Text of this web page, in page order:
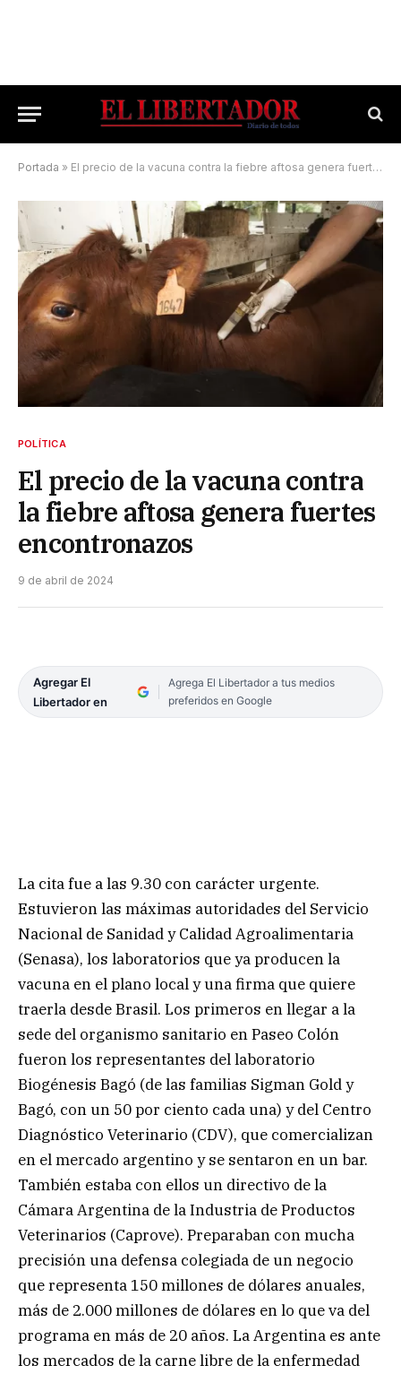
Portada » El precio de la vacuna contra la fiebre aftosa genera fuertes encontronazos
POLÍTICA
El precio de la vacuna contra
la fiebre aftosa genera fuertes
encontronazos
9 de abril de 2024
Agregar El
Libertador en
Agrega El Libertador a tus medios
preferidos en Google
La cita fue a las 9.30 con carácter urgente.
Estuvieron las máximas autoridades del Servicio
Nacional de Sanidad y Calidad Agroalimentaria
(Senasa), los laboratorios que ya producen la
vacuna en el plano local y una firma que quiere
traerla desde Brasil. Los primeros en llegar a la
sede del organismo sanitario en Paseo Colón
fueron los representantes del laboratorio
Biogénesis Bagó (de las familias Sigman Gold y
Bagó, con un 50 por ciento cada una) y del Centro
Diagnóstico Veterinario (CDV), que comercializan
en el mercado argentino y se sentaron en un bar.
También estaba con ellos un directivo de la
Cámara Argentina de la Industria de Productos
Veterinarios (Caprove). Preparaban con mucha
precisión una defensa colegiada de un negocio
que representa 150 millones de dólares anuales,
más de 2.000 millones de dólares en lo que va del
programa en más de 20 años. La Argentina es ante
los mercados de la carne libre de la enfermedad